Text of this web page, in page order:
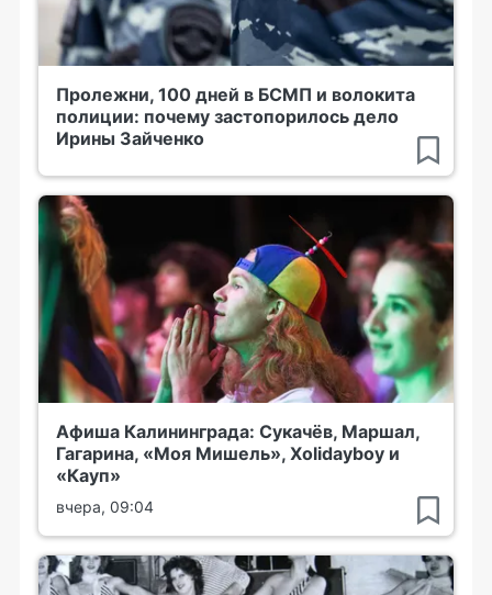
Пролежни, 100 дней в БСМП и волокита
полиции: почему застопорилось дело
Ирины Зайченко
Афиша Калининграда: Сукачёв, Маршал,
Гагарина, «Моя Мишель», Xolidayboy и
«Кауп»
вчера, 09:04